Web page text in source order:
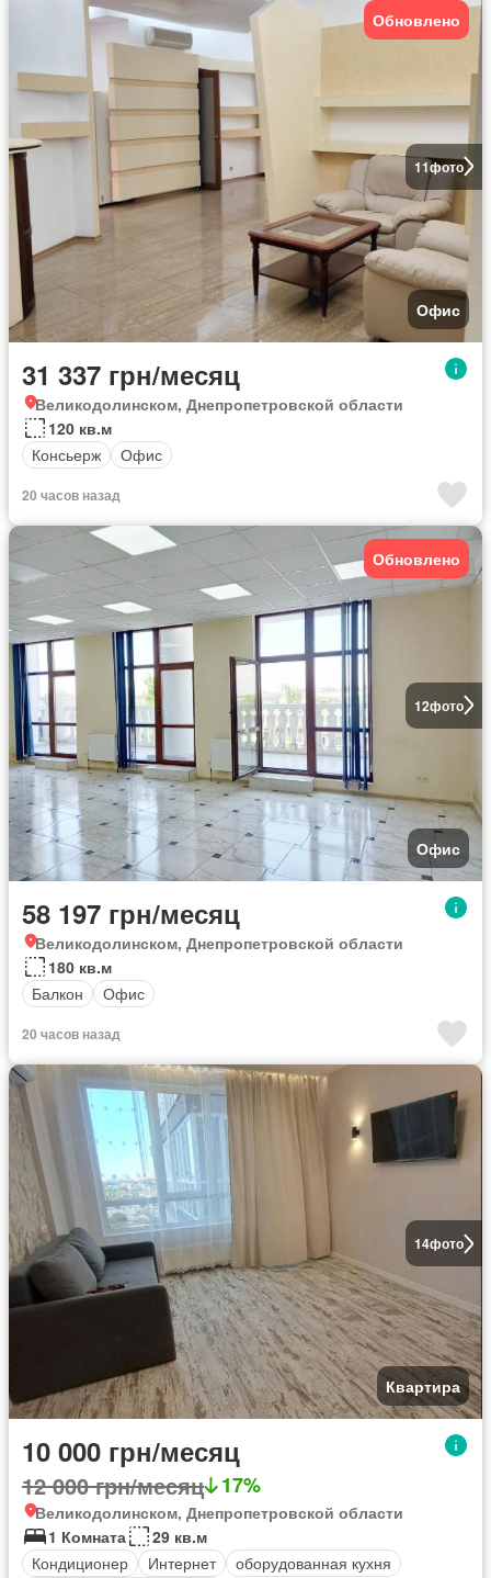
11фото
Обновлено
Офис
31 337 грн/месяц
Великодолинском, Днепропетровской области
120 кв.м
Консьерж
Офис
20 часов назад
12фото
Обновлено
Офис
58 197 грн/месяц
Великодолинском, Днепропетровской области
180 кв.м
Балкон
Офис
20 часов назад
14фото
Квартира
10 000 грн/месяц
12 000 грн/месяц 17%
Великодолинском, Днепропетровской области
1 Комната
29 кв.м
Кондиционер
Интернет
оборудованная кухня